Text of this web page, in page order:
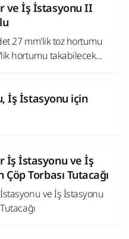
ve İş İstasyonu II
27 mm'lik toz hortumu
hortumu takabilecek...
İş İstasyonu için
İş İstasyonu ve İş
Torbası Tutacağı
ve İş İstasyonu